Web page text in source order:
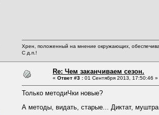
Хрен, положенный на мнение окружающих,
С д.п.!
Re: Чем заканчиваем сезон.
« Ответ #3 : 01 Сентября 2013, 17:50:46 »
Только методиЧки новые?
А методы, видать, старые... Диктат,